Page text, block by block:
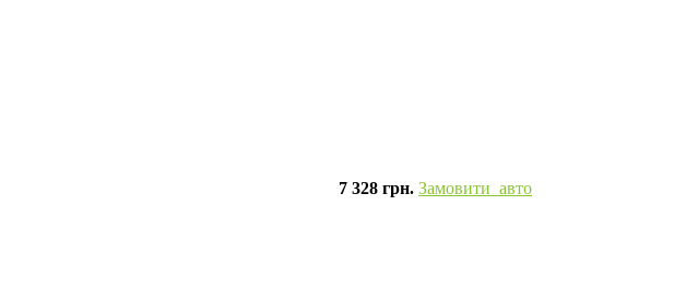
7 328 грн. Замовити авто